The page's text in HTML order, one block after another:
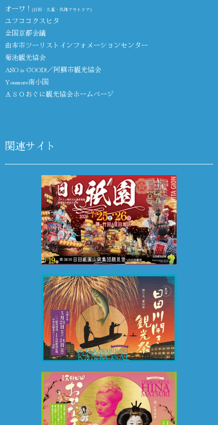
オーワ！ (日田・九重・玖珠アウトドア)
ユフココクスヒタ
全国京都会議
由布市ツーリストインフォメーションセンター
菊池観光協会
ASO is GOOD!／阿蘇市観光協会
Youmore南小国
ＡＳＯおぐに観光協会ホームページ
関連サイト